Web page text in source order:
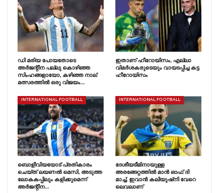
ഡി മരിയ പോയതോടെ
അർജന്റീന പല്ലു കൊഴിഞ്ഞ
സിംഹങ്ങളായോ, കഴിഞ്ഞ നാല്
മത്സരത്തിൽ ഒരു വിജയം…
ഇതാണ് ഹീറോയിസം, എല്ലാ
വിമർശകരുടെയും വായടപ്പിച്ച കട്ട
ഹീറോയിസം
INTERNATIONAL FOOTBALL
ബൊളീവിയയോട് പ്രതികാരം
ചെയ്‌ത്‌ ലയണൽ മെസി, അടുത്ത
ലോകകപ്പിലും കളിക്കുമെന്ന്
അർജന്റീന…
INTERNATIONAL FOOTBALL
ദേശീയടീമിനായുള്ള
അരങ്ങേറ്റത്തിൽ മാൻ ഓഫ് ദി
മാച്ച്, ഇവാൻ കലിയുഷ്‌നി വേറെ
ലെവലാണ്